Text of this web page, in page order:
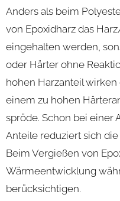
Anders als beim
von Epoxidharz das
eingehalten werden,
oder Härter ohne
hohen Harzanteil
einem zu hohen
spröde. Schon bei einer
Anteile reduziert sich
Beim Vergießen von
Wärmeentwicklung
berücksichtigen.